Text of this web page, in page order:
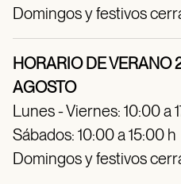
Domingos y festivos
HORARIO DE VERANO
AGOSTO
Lunes - Viernes: 10:00 a
Sábados: 10:00 a 15:00 h
Domingos y festivos